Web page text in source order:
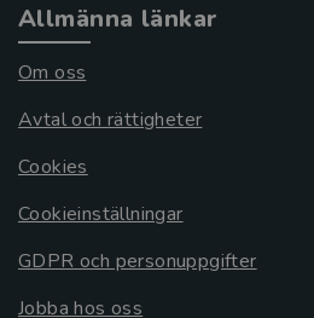
Allmänna länkar
Om oss
Avtal och rättigheter
Cookies
Cookieinställningar
GDPR och personuppgifter
Jobba hos oss